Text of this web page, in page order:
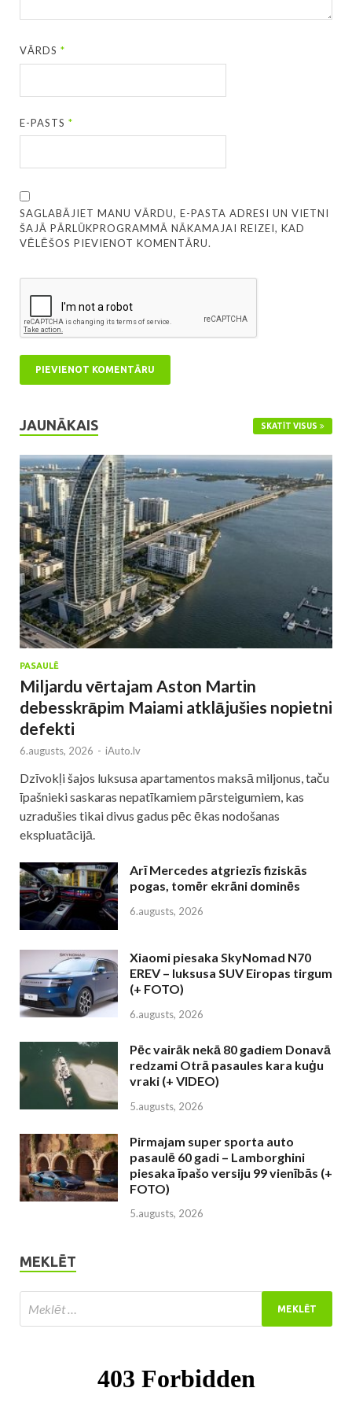
VĀRDS*
E-PASTS*
SAGLABĀJIET MANU VĀRDU, E-PASTA ADRESI UN VIETNI
ŠAJĀ PĀRLŪKPROGRAMMĀ NĀKAMAJAI REIZEI, KAD
VĒLĒŠOS PIEVIENOT KOMENTĀRU.
JAUNĀKAIS SKATĪT VISUS
PASAULĒ
Miljardu vērtajam Aston Martin
debesskrāpim Maiami atklājušies nopietni
defekti
6.augusts, 2026 - iAuto.lv
Dzīvokļi šajos luksusa apartamentos maksā miljonus, taču
īpašnieki saskaras nepatīkamiem pārsteigumiem, kas
uzradušies tikai divus gadus pēc ēkas nodošanas
ekspluatācijā.
Arī Mercedes atgriezīs fiziskās
pogas, tomēr ekrāni dominēs
6.augusts, 2026
Xiaomi piesaka SkyNomad N70
EREV – luksusa SUV Eiropas tirgum
(+ FOTO)
6.augusts, 2026
Pēc vairāk nekā 80 gadiem Donavā
redzami Otrā pasaules kara kuģu
vraki (+ VIDEO)
5.augusts, 2026
Pirmajam super sporta auto
pasaulē 60 gadi – Lamborghini
piesaka īpašo versiju 99 vienībās (+
FOTO)
5.augusts, 2026
MEKLĒT